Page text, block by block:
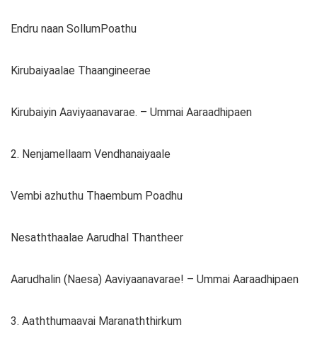
Endru naan SollumPoathu
Kirubaiyaalae Thaangineerae
Kirubaiyin Aaviyaanavarae. – Ummai Aaraadhipaen
2. Nenjamellaam Vendhanaiyaale
Vembi azhuthu Thaembum Poadhu
Nesaththaalae Aarudhal Thantheer
Aarudhalin (Naesa) Aaviyaanavarae! – Ummai Aaraadhipaen
3. Aaththumaavai Maranaththirkum